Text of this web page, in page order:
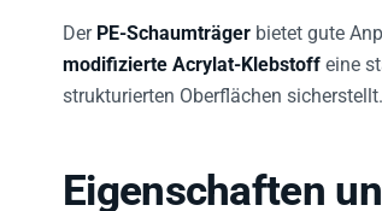
Der PE-Schaumträger bietet gute
modifizierte Acrylat-Klebstoff eine
strukturierten Oberflächen sicherstellt.
Eigenschaften